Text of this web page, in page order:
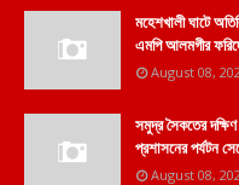
মহেশখালী ঘাটে
এমপি আলমগীর
August 08,
সমুদ্র সৈকতের
প্রশাসনের পর্যটন
August 08,